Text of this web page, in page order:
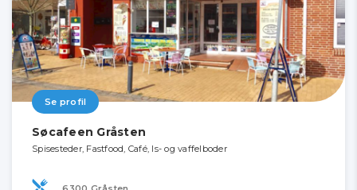
Se profil
Søcafeen Gråsten
Spisesteder, Fastfood, Café, Is- og vaffelboder